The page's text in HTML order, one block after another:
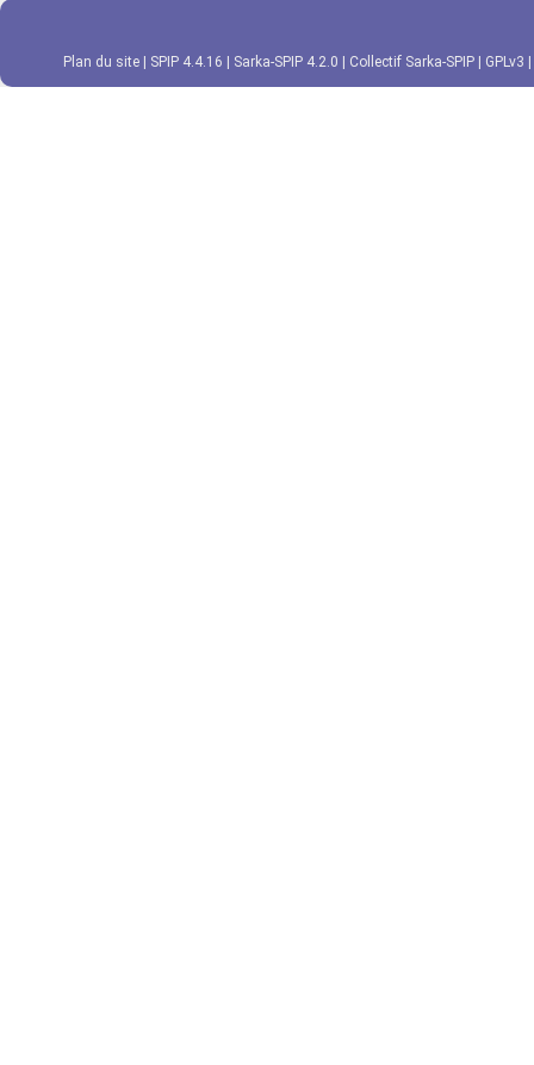
Plan du site SPIP 4.4.16 Sarka-SPIP 4.2.0 Collectif Sarka-SPIP GPLv3